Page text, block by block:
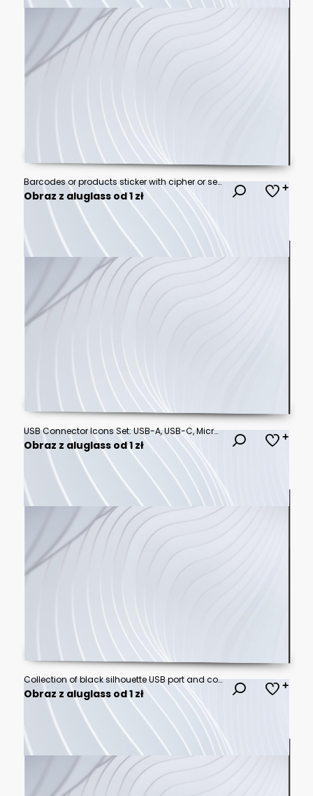
Barcodes or products sticker with cipher or serial number isolated icons
Obraz z aluglass od 1 zł
USB Connector Icons Set: USB-A, USB-C, Micro USB, Mini USB Ports
Obraz z aluglass od 1 zł
Collection of black silhouette USB port and connector icons in various styles for digital connections.
Obraz z aluglass od 1 zł